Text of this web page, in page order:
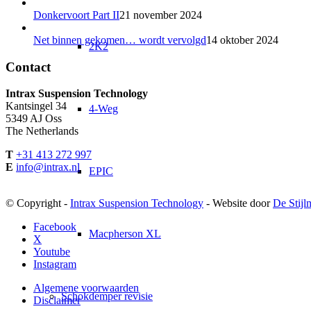
2K2
4-Weg
EPIC
Macpherson XL
Schokdemper revisie
Donkervoort Part II21 november 2024
Net binnen gekomen… wordt vervolgd14 oktober 2024
Contact
Intrax Suspension Technology
Kantsingel 34
5349 AJ Oss
The Netherlands
T +31 413 272 997
E info@intrax.nl
© Copyright - Intrax Suspension Technology - Website doorDe
Facebook
X
Youtube
Instagram
Algemene voorwaarden
Disclaimer